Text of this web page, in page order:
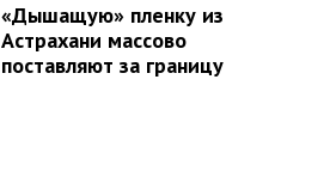
«Дышащую» пленку из
Астрахани массово
поставляют за границу